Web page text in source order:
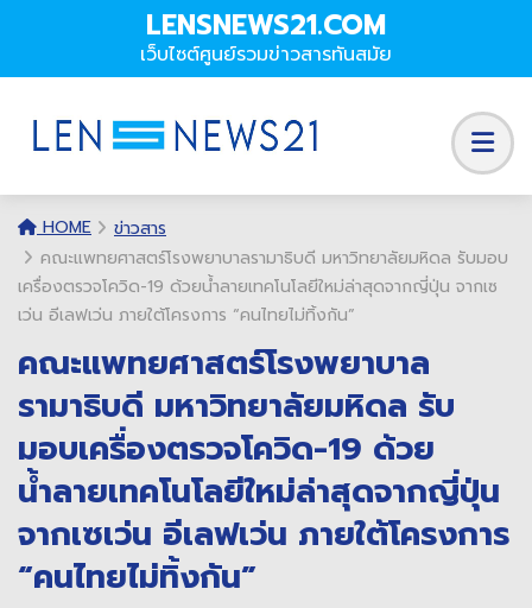
LENSNEWS21.COM
เว็บไซต์ศูนย์รวมข่าวสารทันสมัย
HOME
ข่าวสาร
คณะแพทยศาสตร์โรงพยาบาลรามาธิบดี มหาวิทยาลัยมหิดล รับมอบ
เครื่องตรวจโควิด-19 ด้วยน้ำลายเทคโนโลยีใหม่ล่าสุดจากญี่ปุ่น จากเซ
เว่น อีเลฟเว่น ภายใต้โครงการ “คนไทยไม่ทิ้งกัน”
คณะแพทยศาสตร์โรงพยาบาล
รามาธิบดี มหาวิทยาลัยมหิดล รับ
มอบเครื่องตรวจโควิด-19 ด้วย
น้ำลายเทคโนโลยีใหม่ล่าสุดจากญี่ปุ่น
จากเซเว่น อีเลฟเว่น ภายใต้โครงการ
“คนไทยไม่ทิ้งกัน”